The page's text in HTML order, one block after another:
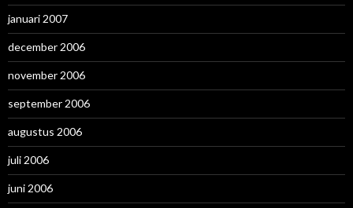
januari 2007
december 2006
november 2006
september 2006
augustus 2006
juli 2006
juni 2006